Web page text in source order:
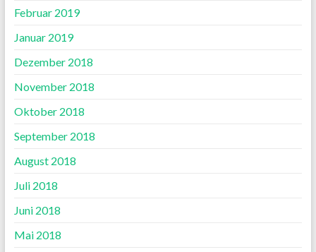
Februar 2019
Januar 2019
Dezember 2018
November 2018
Oktober 2018
September 2018
August 2018
Juli 2018
Juni 2018
Mai 2018